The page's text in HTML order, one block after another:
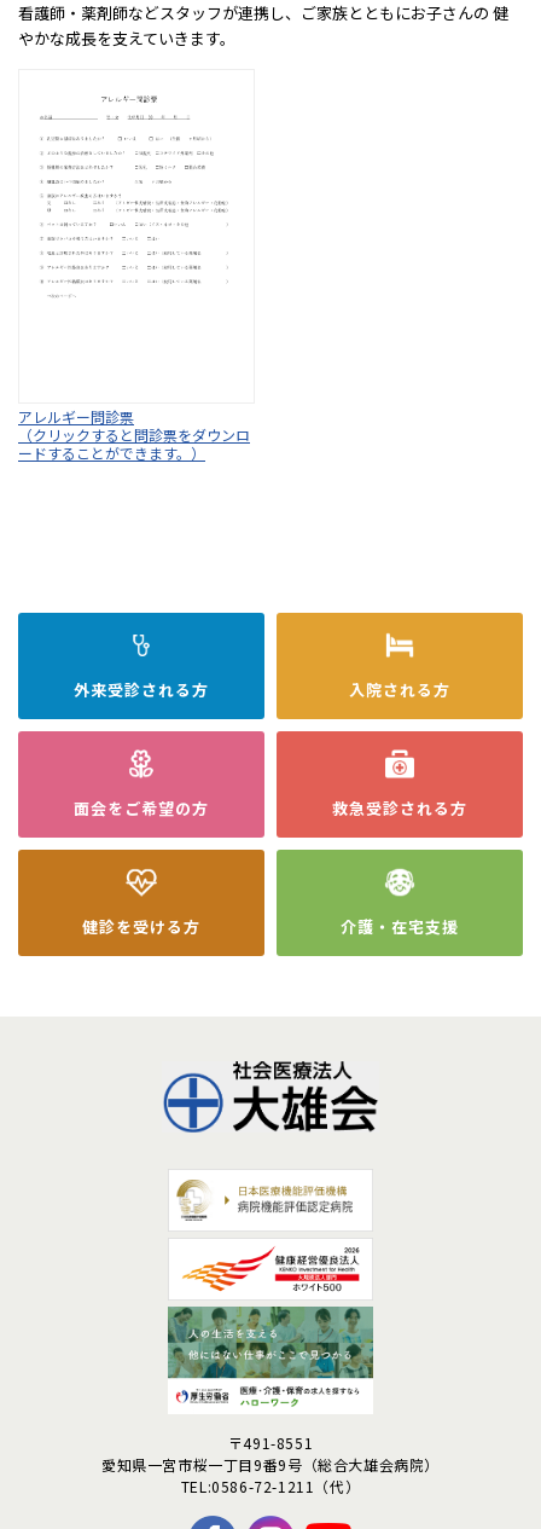
看護師・薬剤師などスタッフが連携し、ご家族とともにお子さんの 健
やかな成長を支えていきます。
アレルギー問診票
（クリックすると問診票をダウンロ
ードすることができます。）
外来受診される方 入院される方
面会を ご希望の方 救急受診される方
健診を受ける方 介護・在宅支援
〒491-8551
愛知県一宮市桜一丁目9番9号 （総合大雄会病院）
TEL:0586-72-1211（代）